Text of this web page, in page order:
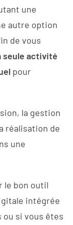
une
autre option
de vous
seule activité
pour
la gestion
réalisation de
une
le bon outil
intégrée
ou si vous êtes